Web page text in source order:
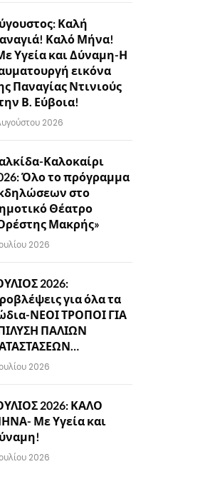
Καλή
Καλό Μήνα!
Υγεία και Δύναμη-Η
εικόνα
Παναγίας Ντινιούς
Β. Εύβοια!
2026
Καλοκαίρι
Όλο το πρόγραμμα
στο
Θέατρο
Μακρής»
2026
2026:
για όλα τα
ΝΕΟΙ ΤΡΟΠΟΙ ΓΙΑ
ΠΑΛΙΩΝ
2026
2026: ΚΑΛΟ
Με Υγεία και
2026